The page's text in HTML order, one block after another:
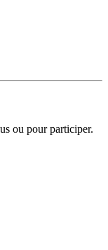
ou pour participer.